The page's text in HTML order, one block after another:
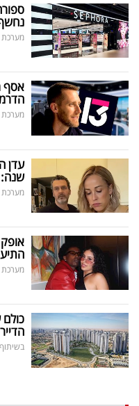
נחשף, 6 חנויות
מערכת ice
אסף
מערכת ice
מערכת ice
מערכת ice